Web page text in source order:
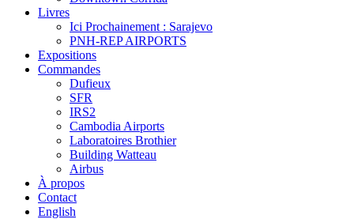
Livres
Ici Prochainement : Sarajevo
PNH-REP AIRPORTS
Expositions
Commandes
Dufieux
SFR
IRS2
Cambodia Airports
Laboratoires Brothier
Building Watteau
Airbus
À propos
Contact
English